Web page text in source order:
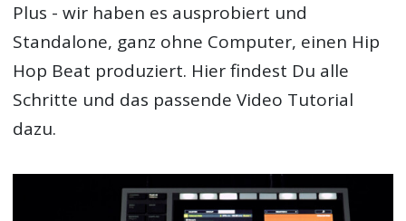
Plus - wir haben es ausprobiert und
Standalone, ganz ohne Computer, einen Hip
Hop Beat produziert. Hier findest Du alle
Schritte und das passende Video Tutorial
dazu.